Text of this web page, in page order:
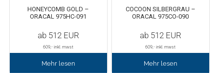
HONEYCOMB GOLD –
ORACAL 975HC-091
ab 512EUR
609,- inkl. mwst
Mehr lesen
COCOON SILBERGRAU –
ORACAL 975CO-090
ab 512EUR
609,- inkl. mwst
Mehr lesen